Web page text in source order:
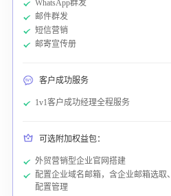
WhatsApp群发
邮件群发
短信营销
邮寄宣传册
客户成功服务
1v1客户成功经理全程服务
可选附加权益包：
外贸营销型企业官网搭建
配置企业域名邮箱，含企业邮箱选取、
配置管理